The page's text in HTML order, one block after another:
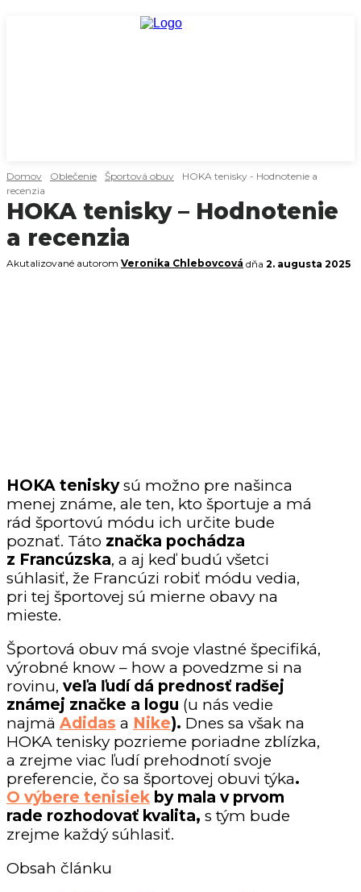
Domov Oblečenie Športová obuv
HOKA tenisky - Hodnotenie a
recenzia
HOKA tenisky – Hodnotenie
a recenzia
Akutalizované autorom Veronika Chlebovcová dňa 2. augusta 2025
HOKA teniskysú možno pre našinca
menej známe, ale ten, kto športuje a má
rád športovú módu ich určite bude
poznať. Táto značka pochádza
z Francúzska, a aj keď budú všetci
súhlasiť, že Francúzi robiť módu vedia,
pri tej športovej sú mierne obavy na
mieste.
Športová obuv má svoje vlastné špecifiká,
výrobné know – how a povedzme si na
rovinu, veľa ľudí dá prednosť radšej
známej značke a logu (u nás vedie
najmä Adidas a Nike). Dnes sa však na
HOKA tenisky pozrieme poriadne zblízka,
a zrejme viac ľudí prehodnotí svoje
preferencie, čo sa športovej obuvi týka.
O výbere tenisiek by mala v prvom
rade rozhodovať kvalita, s tým bude
zrejme každý súhlasiť.
Obsah článku